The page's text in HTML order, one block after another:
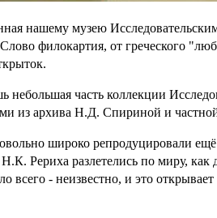
нашему музею
филокартия, от греческого
небольшая часть коллекции
из архива Н.Д. Спириной и
широко репродуцировали
Рериха разлетелись по миру, как
всего - неизвестно, и это